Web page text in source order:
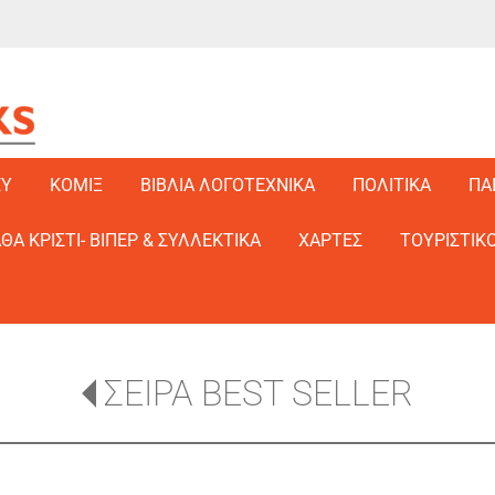
ΚΟΜΙΞ ΒΙΒΛΙΑ ΛΟΓΟΤΕΧΝΙΚΑ ΠΟΛΙΤΙΚΑ
ΚΡΙΣΤΙ- ΒΙΠΕΡ & ΣΥΛΛΕΚΤΙΚΑ ΧΑΡΤΕΣ
ΣΕΙΡΑ BEST SELLER